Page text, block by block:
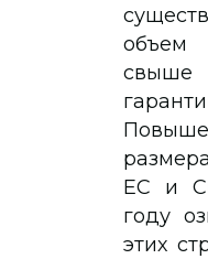
объем
ЕС и
году
этих